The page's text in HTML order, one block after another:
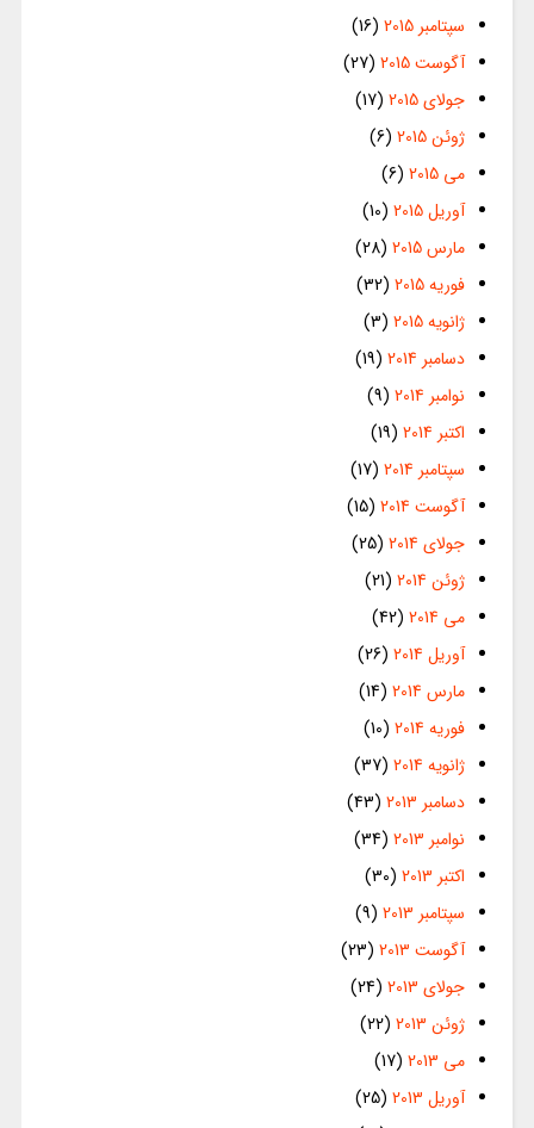
سپتامبر 2015
(16)
آگوست 2015
(27)
جولای 2015
(17)
ژوئن 2015
(6)
می 2015
(6)
آوریل 2015
(10)
مارس 2015
(28)
فوریه 2015
(32)
ژانویه 2015
(3)
دسامبر 2014
(19)
نوامبر 2014
(9)
اکتبر 2014
(19)
سپتامبر 2014
(17)
آگوست 2014
(15)
جولای 2014
(25)
ژوئن 2014
(21)
می 2014
(42)
آوریل 2014
(26)
مارس 2014
(14)
فوریه 2014
(10)
ژانویه 2014
(37)
دسامبر 2013
(43)
نوامبر 2013
(34)
اکتبر 2013
(30)
سپتامبر 2013
(9)
آگوست 2013
(23)
جولای 2013
(24)
ژوئن 2013
(22)
می 2013
(17)
آوریل 2013
(25)